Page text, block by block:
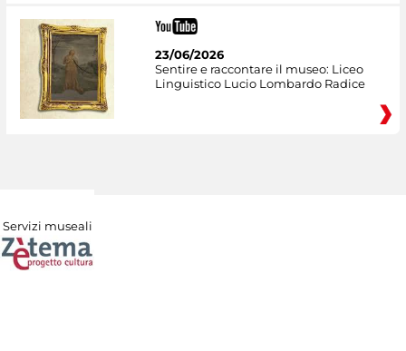
23/06/2026
Sentire e raccontare il museo: Liceo
Linguistico Lucio Lombardo Radice
Servizi museali